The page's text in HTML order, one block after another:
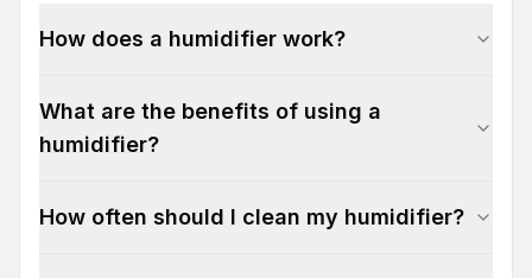
How does a humidifier work?
What are the benefits of using a
humidifier?
How often should I clean my humidifier?